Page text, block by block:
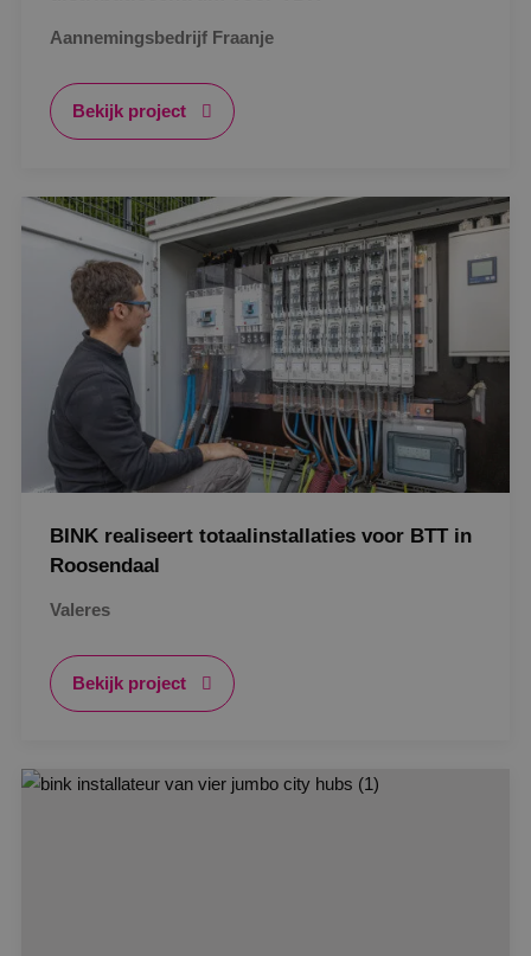
Aannemingsbedrijf Fraanje
Bekijk project
BINK realiseert totaalinstallaties voor BTT in
Roosendaal
Valeres
Bekijk project